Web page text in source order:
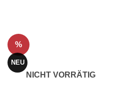
%
NEU
NICHT VORRÄTIG